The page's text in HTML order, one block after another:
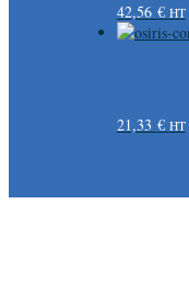
42,56 € HT
21,33 € HT